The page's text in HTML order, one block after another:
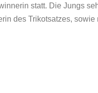
statt. Die Jungs
des Trikotsatzes,